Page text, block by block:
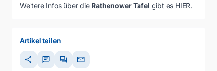
Weitere Infos über die Rathenower Tafel gibt es HIER.
Artikel teilen
share chat forum mail